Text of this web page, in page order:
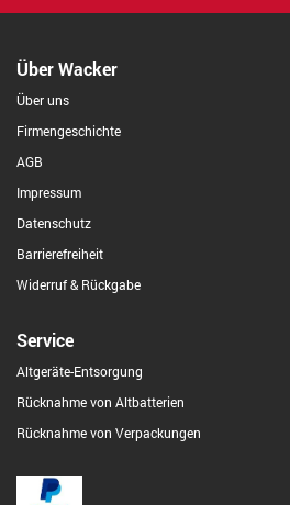
Über Wacker
Über uns
Firmengeschichte
AGB
Impressum
Datenschutz
Barrierefreiheit
Widerruf & Rückgabe
Service
Altgeräte-Entsorgung
Rücknahme von Altbatterien
Rücknahme von Verpackungen